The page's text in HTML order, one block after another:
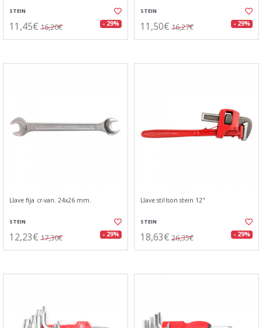
STEIN
11,45€ 16,20€ - 29%
STEIN
11,50€ 16,27€ - 29%
Llave fija cr-van. 24x26 mm.
STEIN
12,23€ 17,30€ - 29%
Llave stillson stein 12"
STEIN
18,63€ 26,35€ - 29%